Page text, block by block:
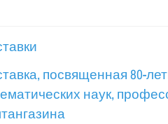
посвященная 80-
наук,